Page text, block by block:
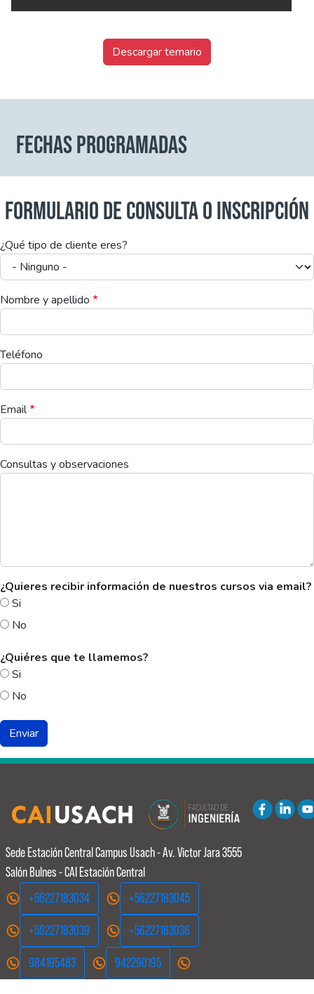
Descargar temario
FECHAS PROGRAMADAS
FORMULARIO DE CONSULTA O INSCRIPCIÓN
¿Qué tipo de cliente eres?
Nombre y apellido
Teléfono
Email
Consultas y observaciones
¿Quieres recibir información de nuestros cursos via email?
Si
No
¿Quiéres que te llamemos?
Si
No
Sede Estación Central Campus Usach - Av. Victor Jara 3555
Salón Bulnes - CAI Estación Central
+56227183034
+56227183045
+56227183039 +56227183036
984195483 942290195